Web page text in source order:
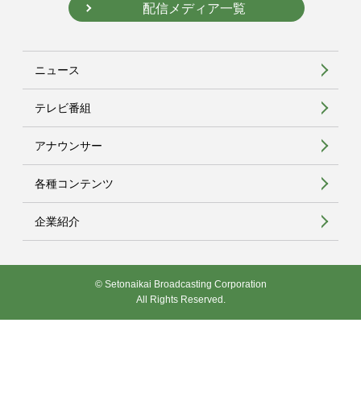
配信メディア一覧
ニュース
テレビ番組
アナウンサー
各種コンテンツ
企業紹介
© Setonaikai Broadcasting Corporation
All Rights Reserved.